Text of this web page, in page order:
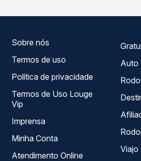
Sobre nós
Termos de uso
Política de privacidade
Termos de Uso Louge
Vip
Imprensa
Minha Conta
Atendimento Online
Viajo